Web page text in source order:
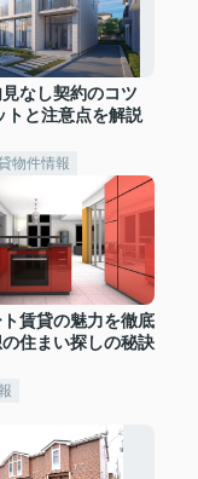
なし契約のコツ
トと注意点を解説
物件情報
賃貸の魅力を徹底
住まい探しの秘訣